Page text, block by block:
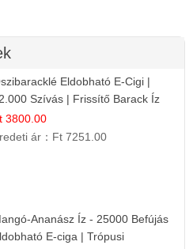
Eldobható E-Cigi |
Szívás | Frissítő Barack Íz
3800.00
ár： Ft 7251.00
Ananász Íz - 25000 Befújás
E-ciga | Trópusi